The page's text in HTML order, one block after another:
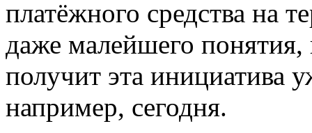
платёжного средства на
даже малейшего
получит эта инициатива
например, сегодня.